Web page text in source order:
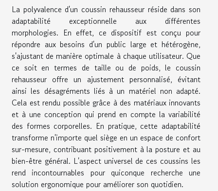
La polyvalence d'un coussin rehausseur réside dans son
adaptabilité exceptionnelle aux différentes
morphologies. En effet, ce dispositif est conçu pour
répondre aux besoins d'un public large et hétérogène,
s'ajustant de manière optimale à chaque utilisateur. Que
ce soit en termes de taille ou de poids, le coussin
rehausseur offre un ajustement personnalisé, évitant
ainsi les désagréments liés à un matériel non adapté.
Cela est rendu possible grâce à des matériaux innovants
et à une conception qui prend en compte la variabilité
des formes corporelles. En pratique, cette adaptabilité
transforme n'importe quel siège en un espace de confort
sur-mesure, contribuant positivement à la posture et au
bien-être général. L'aspect universel de ces coussins les
rend incontournables pour quiconque recherche une
solution ergonomique pour améliorer son quotidien.